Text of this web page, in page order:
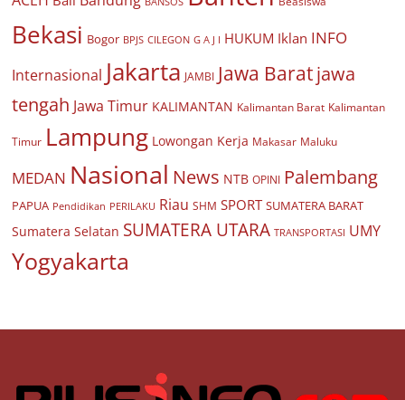
Bekasi Bogor BPJS CILEGON G A J I HUKUM Iklan INFO
Internasional Jakarta JAMBI Jawa Baratjawa
tengah Jawa Timur KALIMANTAN Kalimantan Barat Kalimantan
Timur Lampung Lowongan Kerja Makasar Maluku
MEDAN Nasional News NTB OPINI Palembang
PAPUA Pendidikan PERILAKU Riau SHM SPORT SUMATERA BARAT
Sumatera Selatan SUMATERA UTARA TRANSPORTASI UMY
Yogyakarta